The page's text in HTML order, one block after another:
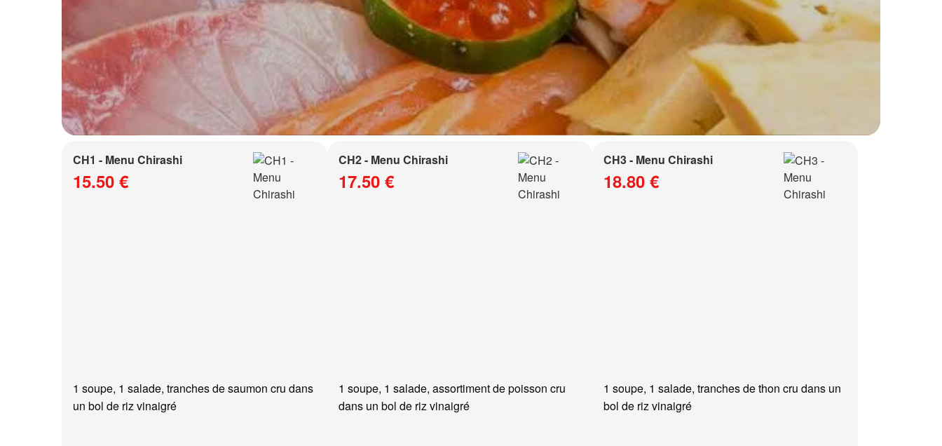
CH1 - Menu Chirashi
15.50 €
1 soupe, 1 salade, tranches de saumon cru dans
un bol de riz vinaigré
CH2 - Menu Chirashi
17.50 €
1 soupe, 1 salade, assortiment de poisson cru
dans un bol de riz vinaigré
CH3 - Menu Chirashi
18.80 €
1 soupe, 1 salade, tranches de thon cru dans un
bol de riz vinaigré